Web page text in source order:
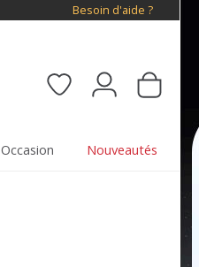
Besoin d'aide ?
Occasion Nouveautés